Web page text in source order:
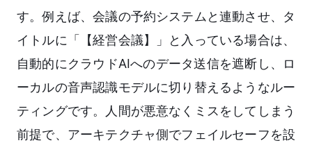
す。例えば、会議の予約システムと連動させ、タ
イトルに「【経営会議】」と入っている場合は、
自動的にクラウドAIへのデータ送信を遮断し、ロ
ーカルの音声認識モデルに切り替えるようなルー
ティングです。人間が悪意なくミスをしてしまう
前提で、アーキテクチャ側でフェイルセーフを設